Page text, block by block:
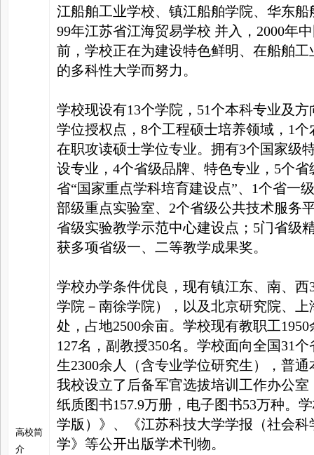
高校简
介
江船舶工业学校、镇江船舶学院、华东
99年江苏省江海贸易学校 并入，2000年
前，学校正在为建设特色鲜明、在船舶
的多科性大学而努力。
学校现设有13个学院，51个本科专业及
学位授权点，8个工程硕士培养领域，1
在职攻读硕士学位专业。拥有3个国家级
设专业，4个省级品牌、特色专业，5个
省“国家重点学科培育建设点”、1个省一
部级重点实验室、2个省级公共技术服务
省级实验教学示范中心建设点；5门省级
获多项省级一、二等教学成果奖。
学校办学条件优良，现有镇江东、南、
学院－南徐学院），以及北京研究院、
处，占地2500余亩。学校现有教职工
127名，副教授350名。学校面向全国31
生2300余人（含专业学位研究生），普
我校设立了后备军官选拔培训工作办公
纸质图书157.9万册，电子图书53万种。
学版）》、《江苏科技大学学报（社会
学》等公开出版学术刊物。